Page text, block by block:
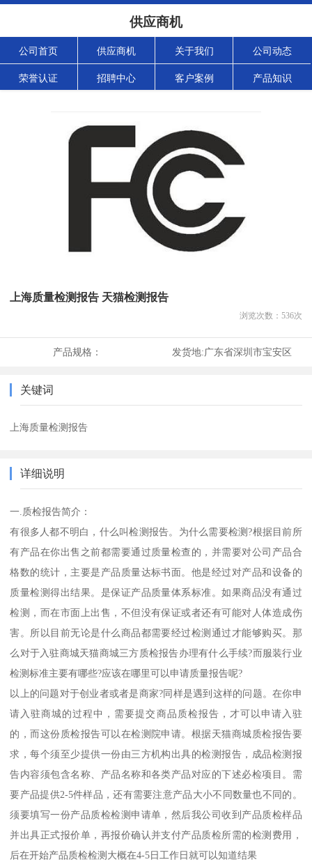
供应商机
公司首页 供应商机 关于我们 公司动态
荣誉认证 招聘中心 客户案例 产品知识
上海质量检测报告 天猫检测报告
浏览次数： 536次
产品规格： 发货地:广东省深圳市宝安区
关键词
上海质量检测报告
详细说明
一.质检报告简介：
有很多人都不明白，什么叫检测报告。为什么需要检测?根据目前所
有产品在你出售之前都需要通过质量检查的，并需要对公司产品合
格数的统计，主要是产品质量达标书面。他是经过对产品和设备的
质量检测得出结果。是保证产品质量体系标准。如果商品没有通过
检测，而在市面上出售，不但没有保证或者还有可能对人体造成伤
害。所以目前无论是什么商品都需要经过检测通过才能够购买。那
么对于入驻商城天猫商城三方质检报告办理有什么手续?而服装行业
检测标准主要有哪些?应该在哪里可以申请质量报告呢?
以上的问题对于创业者或者是商家?同样是遇到这样的问题。在你申
请入驻商城的过程中，需要提交商品质检报告，才可以申请入驻
的，而这份质检报告可以在检测院申请。根据天猫商城质检报告要
求，每个须至少提供一份由三方机构出具的检测报告，成品检测报
告内容须包含名称、产品名称和各类产品对应的下述必检项目。需
要产品提供2-5件样品，还有需要注意产品大小不同数量也不同的。
须要填写一份产品质检检测申请单，然后我公司收到产品质检样品
并出具正式报价单，再报价确认并支付产品质检所需的检测费用，
后在开始产品质检检测大概在4-5日工作日就可以知道结果